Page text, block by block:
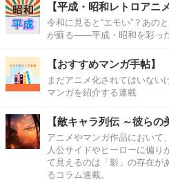
【平成・昭和レトロアニ
令和に見ると“エモい”？あの
が蘇る――平成・昭和を彩っ
【おすすめマンガ手帖】
まだアニメ化されてはいない
マンガを紹介する連載
【敵キャラ列伝 ～彼らの
アニメやマンガ作品において
人公サイドやヒーローに偏り
て見えるのは「影」の存在が
るコラム連載。